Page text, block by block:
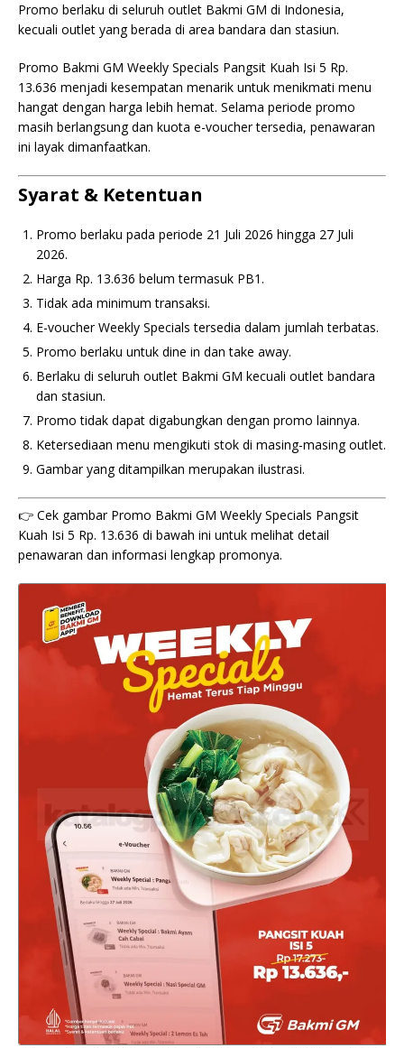
Promo berlaku di seluruh outlet Bakmi GM di Indonesia,
kecuali outlet yang berada di area bandara dan stasiun.
Promo Bakmi GM Weekly Specials Pangsit Kuah Isi 5 Rp.
13.636 menjadi kesempatan menarik untuk menikmati menu
hangat dengan harga lebih hemat. Selama periode promo
masih berlangsung dan kuota e-voucher tersedia, penawaran
ini layak dimanfaatkan.
Syarat & Ketentuan
Promo berlaku pada periode 21 Juli 2026 hingga 27 Juli
2026.
Harga Rp. 13.636 belum termasuk PB1.
Tidak ada minimum transaksi.
E-voucher Weekly Specials tersedia dalam jumlah terbatas.
Promo berlaku untuk dine in dan take away.
Berlaku di seluruh outlet Bakmi GM kecuali outlet bandara
dan stasiun.
Promo tidak dapat digabungkan dengan promo lainnya.
Ketersediaan menu mengikuti stok di masing-masing outlet.
Gambar yang ditampilkan merupakan ilustrasi.
👉 Cek gambar Promo Bakmi GM Weekly Specials Pangsit
Kuah Isi 5 Rp. 13.636 di bawah ini untuk melihat detail
penawaran dan informasi lengkap promonya.